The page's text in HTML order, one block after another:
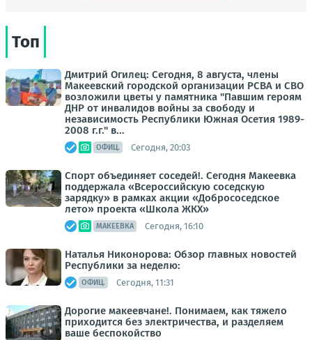
Топ
Дмитрий Огилец: Сегодня, 8 августа, члены
Макеевский городской организации РСВА и СВО
возложили цветы у памятника "Павшим героям
ДНР от инвалидов войны за свободу и
независимость Республики Южная Осетия 1989-
2008 г.г." в...
ОФИЦ. Сегодня, 20:03
Спорт объединяет соседей!. Сегодня Макеевка
поддержала «Всероссийскую соседскую
зарядку» в рамках акции «Добрососедское
лето» проекта «Школа ЖКХ»
МАКЕЕВКА Сегодня, 16:10
Наталья Никонорова: Обзор главных новостей
Республики за неделю:
ОФИЦ. Сегодня, 11:31
Дорогие макеевчане!. Понимаем, как тяжело
приходится без электричества, и разделяем
ваше беспокойство